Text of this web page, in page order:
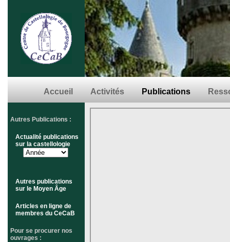
Accueil Activités Publications
Autres Publications :
Actualité publications
sur la castellologie
Autres publications
sur le Moyen Âge
Articles en ligne de
membres du CeCaB
Pour se procurer nos
ouvrages :